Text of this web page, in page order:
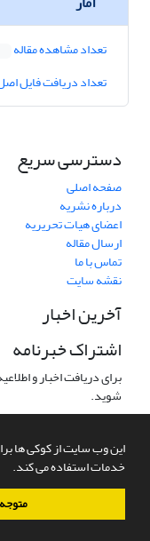
این وب سایت از کوکی ها
خدمات استفاده می کند.
تعداد مشاهده مقاله
تعداد دریافت فایل
دسترسی سریع
صفحه اصلی
درباره نشریه
اعضای هیات تحریریه
ارسال مقاله
تماس با ما
نقشه سایت
آخرین اخبار
اشتراک خبرنامه
برای دریافت اخبار و
شوید.
سامانه مدیریت نشریات